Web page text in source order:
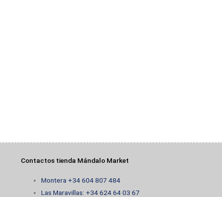
Contactos tienda Mándalo Market
Montera +34 604 807 484
Las Maravillas: +34 624 64 03 67